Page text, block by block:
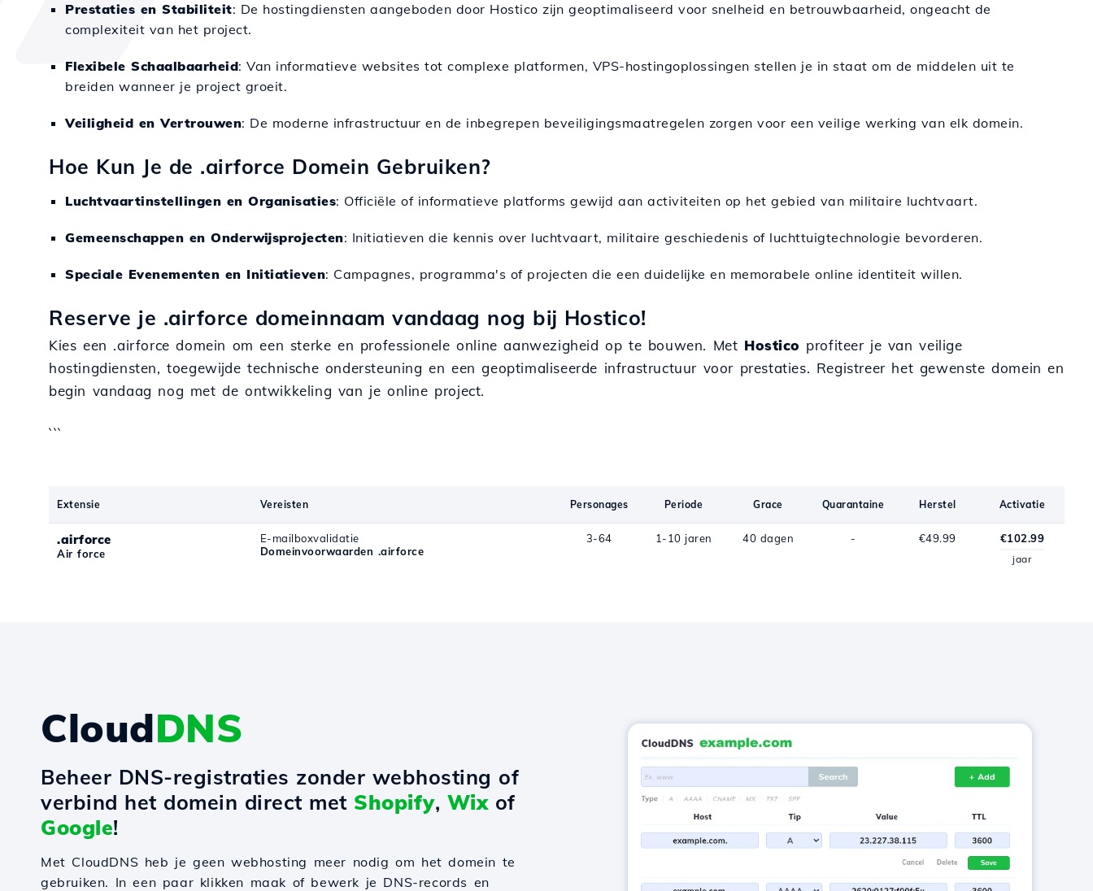
Prestaties en Stabiliteit: De hostingdiensten aangeboden door Hostico zijn geoptimaliseerd voor snelheid en betrouwbaarheid, ongeacht de
complexiteit van het project.
Flexibele Schaalbaarheid: Van informatieve websites tot complexe platformen, VPS-hostingoplossingen stellen je in staat om de middelen uit te
breiden wanneer je project groeit.
Veiligheid en Vertrouwen: De moderne infrastructuur en de inbegrepen beveiligingsmaatregelen zorgen voor een veilige werking van elk domein.
Hoe Kun Je de .airforce Domein Gebruiken?
Luchtvaartinstellingen en Organisaties: Officiële of informatieve platforms gewijd aan activiteiten op het gebied van militaire luchtvaart.
Gemeenschappen en Onderwijsprojecten: Initiatieven die kennis over luchtvaart, militaire geschiedenis of luchttuigtechnologie bevorderen.
Speciale Evenementen en Initiatieven: Campagnes, programma's of projecten die een duidelijke en memorabele online identiteit willen.
Reserve je .airforce domeinnaam vandaag nog bij Hostico!
Kies een .airforce domein om een sterke en professionele online aanwezigheid op te bouwen. Met Hostico profiteer je van veilige
hostingdiensten, toegewijde technische ondersteuning en een geoptimaliseerde infrastructuur voor prestaties. Registreer het gewenste domein en
begin vandaag nog met de ontwikkeling van je online project.
```
Extensie Vereisten Personages Periode Grace Quarantaine Herstel Activatie
.airforce
Air force
E-mailboxvalidatie
Domeinvoorwaarden .airforce
3-64 1-10 jaren 40 dagen - €49.99 €102.99
jaar
CloudDNS
Beheer DNS-registraties zonder webhosting of
verbind het domein direct met Shopify, Wixof
Google!
Met CloudDNS heb je geen webhosting meer nodig om het domein te
gebruiken. In een paar klikken maak of bewerk je DNS-records en